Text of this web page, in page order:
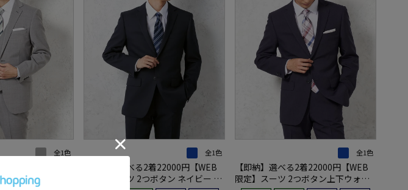
全1色
デザイン】ウー
全1色
【即納】選べる2着22000円【WEB
限定】スーツ 2つボタン ネイビー シ
全1色
【即納】選べる2着22000円【WEB
限定】スーツ 2つボタン上下ウォッ